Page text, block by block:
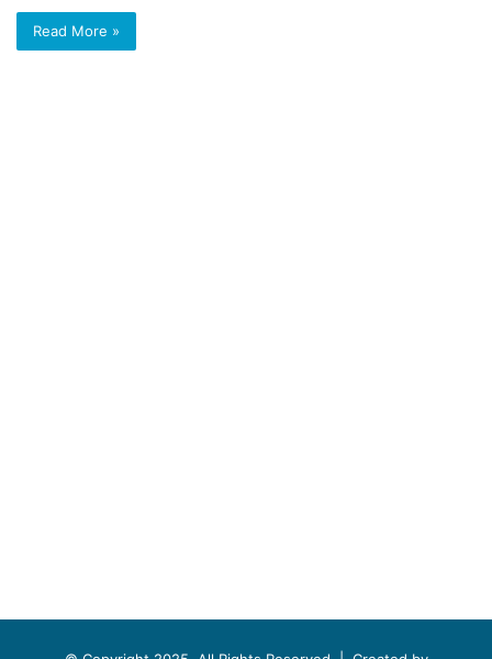
Read More »